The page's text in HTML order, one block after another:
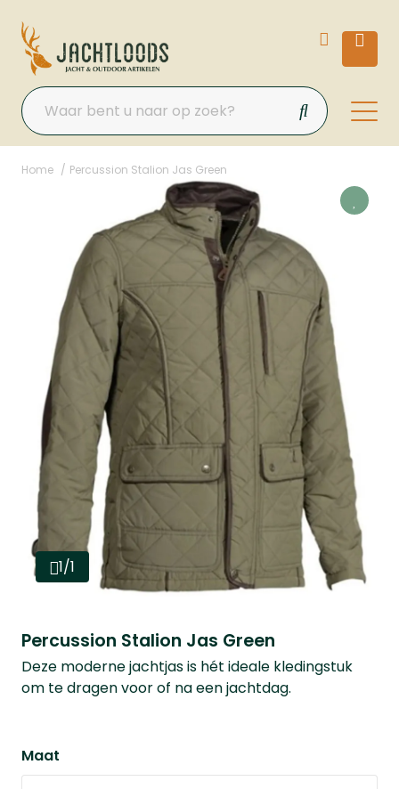
Home Percussion Stalion Jas Green
1/1
Percussion Stalion Jas Green
Deze moderne jachtjas is hét ideale kledingstuk
om te dragen voor of na een jachtdag.
Maat